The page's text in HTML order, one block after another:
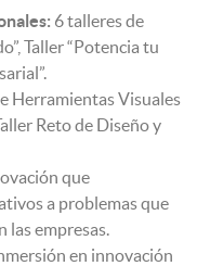
6 talleres de
Taller “Potencia tu
Herramientas Visuales
Reto de Diseño y
que
a problemas que
las empresas.
en innovación